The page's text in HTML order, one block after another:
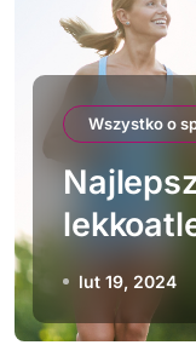
Wszystko o
świecie
lut 19, 2024